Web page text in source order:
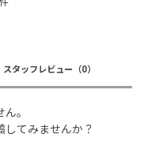
スタッフレビュー （0）
。
てみませんか？